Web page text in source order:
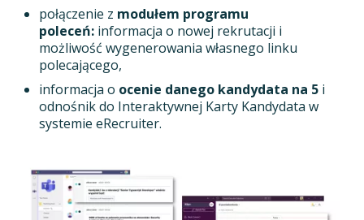
połączenie z modułem programu
poleceń:informacja o nowej rekrutacji i
możliwość wygenerowania własnego linku
polecającego,
informacja o ocenie danego kandydata na 5i
odnośnik do Interaktywnej Karty Kandydata w
systemie eRecruiter.